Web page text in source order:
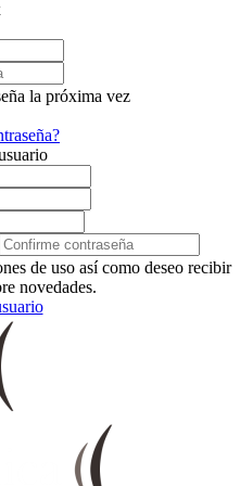
la próxima vez
de uso así como deseo recibir
novedades.